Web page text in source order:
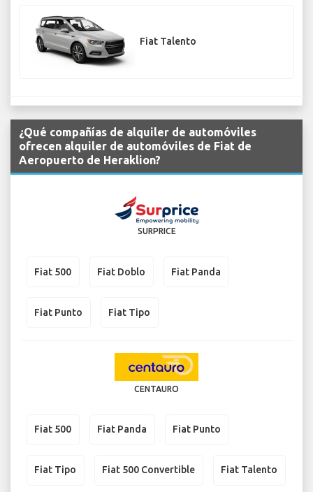
Fiat Talento
¿Qué compañías de alquiler de automóviles
ofrecen alquiler de automóviles de Fiat de
Aeropuerto de Heraklion?
SURPRICE
Fiat 500 Fiat Doblo Fiat Panda
Fiat Punto Fiat Tipo
CENTAURO
Fiat 500 Fiat Panda Fiat Punto
Fiat Tipo Fiat 500 Convertible Fiat Talento